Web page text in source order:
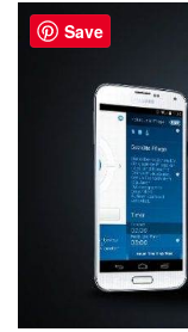
Save